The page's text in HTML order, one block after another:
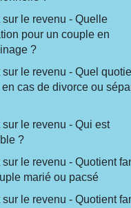
sur le revenu - Quelle
pour un couple en
?
sur le revenu - Quel
cas de divorce ou
sur le revenu - Qui est
?
sur le revenu - Quotient
marié ou pacsé
sur le revenu - Quotient